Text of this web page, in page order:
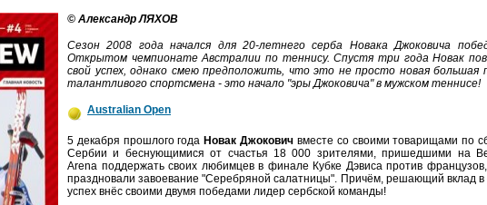
© Александр ЛЯХОВ
Сезон 2008 года начался для 20-летнего серба Новака Джоковича
Открытом чемпионате Австралии по теннису. Спустя три года Новак
свой успех, однако смею предположить, что это не просто новая большая
талантливого спортсмена - это начало "эры Джоковича" в мужском теннисе!
Australian Open
5 декабря прошлого года Новак Джокович вместе со своими товарищами по
Сербии и беснующимися от счастья 18 000 зрителями, пришедшими на
Arena поддержать своих любимцев в финале Кубке Дэвиса против
праздновали завоевание "Серебряной салатницы". Причём, решающий вклад
успех внёс своими двумя победами лидер сербской команды!